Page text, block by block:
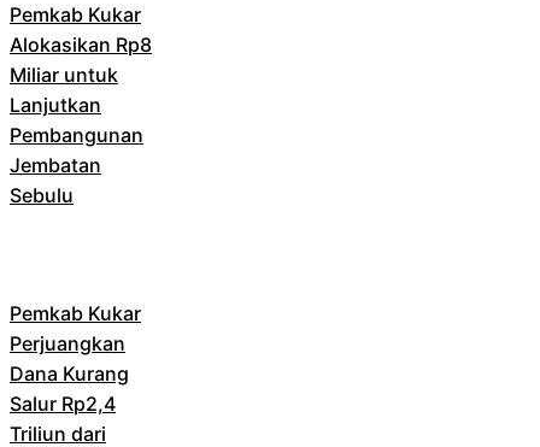
Pemkab Kukar
Alokasikan Rp8
Miliar untuk
Lanjutkan
Pembangunan
Jembatan
Sebulu
Pemkab Kukar
Perjuangkan
Dana Kurang
Salur Rp2,4
Triliun dari